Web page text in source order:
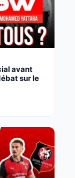
avant
sur le